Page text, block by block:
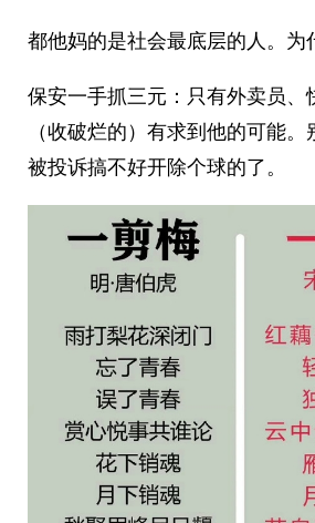
都他妈的是社会最底层的人。为
保安一手抓三元：只有外卖员、
（收破烂的）有求到他的可能。
被投诉搞不好开除个球的了。